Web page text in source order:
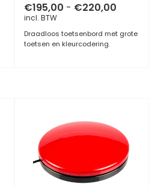
€195,00 - €220,00
incl. BTW
Draadloos toetsenbord met grote
toetsen en kleurcodering.